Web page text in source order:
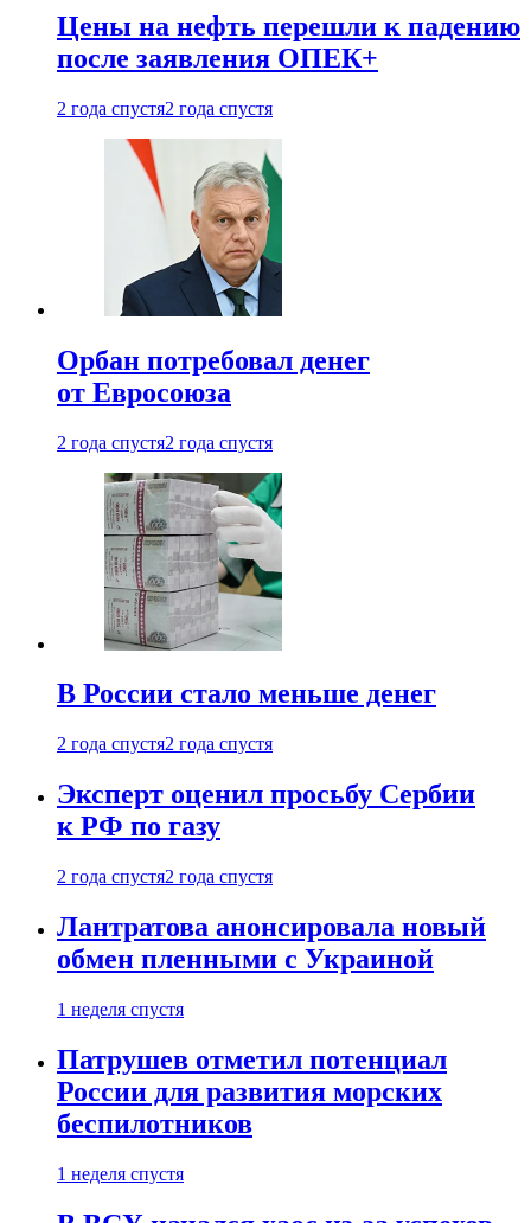
Цены на нефть перешли к падению
после заявления ОПЕК+
2 года спустя2 года спустя
Орбан потребовал денег
от Евросоюза
2 года спустя2 года спустя
В России стало меньше денег
2 года спустя2 года спустя
Эксперт оценил просьбу Сербии
к РФ по газу
2 года спустя2 года спустя
Лантратова анонсировала новый
обмен пленными с Украиной
1 неделя спустя
Патрушев отметил потенциал
России для развития морских
беспилотников
1 неделя спустя